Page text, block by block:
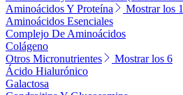
Aminoácidos Y Proteína
Mostrar los
Aminoácidos Esenciales
Complejo De Aminoácidos
Colágeno
Otros Micronutrientes
Mostrar los 6
Ácido Hialurónico
Galactosa